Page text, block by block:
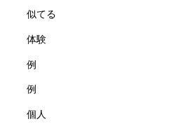
似てる
体験
例
例
個人